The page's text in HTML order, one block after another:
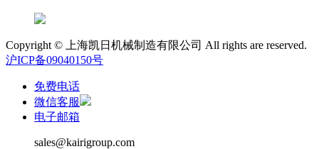
Copyright © 上海凯日机械制造有限公司 All rights are reserved.
沪ICP备09040150号
免费电话
微信客服
电子邮箱
sales@kairigroup.com